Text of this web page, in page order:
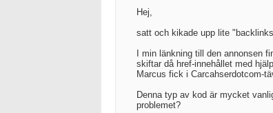
Hej,
satt och kikade upp lite
I min länkning till den annonsen
skiftar då href-innehållet med
Marcus fick i Carcahserdotcom-
Denna typ av kod är mycket
problemet?